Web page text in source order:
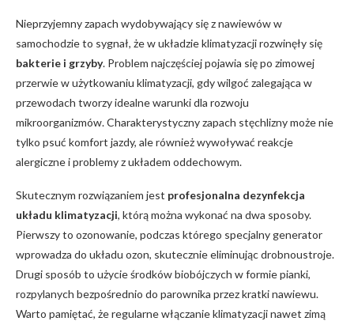
Nieprzyjemny zapach wydobywający się z nawiewów w
samochodzie to​ sygnał, że‌ w układzie klimatyzacji rozwinęły się
bakterie i grzyby.‌ Problem najczęściej pojawia się po zimowej
przerwie⁣ w użytkowaniu klimatyzacji,⁣ gdy wilgoć zalegająca ⁤w
przewodach ⁢tworzy idealne warunki dla rozwoju
mikroorganizmów. Charakterystyczny zapach stęchlizny może nie
tylko‍ psuć komfort jazdy, ale również wywoływać reakcje
⁣alergiczne i problemy z układem oddechowym.
Skutecznym rozwiązaniem jest profesjonalna dezynfekcja⁣
układu klimatyzacji, ⁤którą można‌ wykonać na‍ dwa sposoby.
Pierwszy to ozonowanie, podczas którego specjalny generator
wprowadza ​do układu ozon, skutecznie eliminując drobnoustroje.
Drugi‍ sposób to użycie środków biobójczych w formie pianki,
rozpylanych bezpośrednio do parownika przez kratki nawiewu.
Warto pamiętać, że regularne⁣ włączanie klimatyzacji nawet zimą